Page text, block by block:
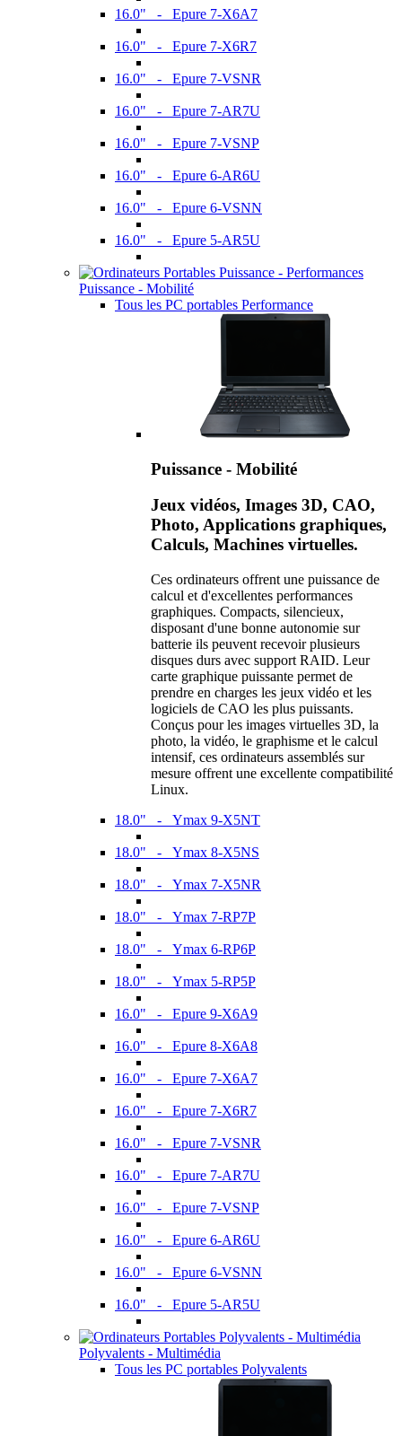
16.0" - Epure 7-X6A7
16.0" - Epure 7-X6R7
16.0" - Epure 7-VSNR
16.0" - Epure 7-AR7U
16.0" - Epure 7-VSNP
16.0" - Epure 6-AR6U
16.0" - Epure 6-VSNN
16.0" - Epure 5-AR5U
Puissance - Mobilité
Tous les PC portables Performance
Puissance - Mobilité
Jeux vidéos, Images 3D, CAO,
Photo, Applications graphiques,
Calculs, Machines virtuelles.
Ces ordinateurs offrent une puissance de
calcul et d'excellentes performances
graphiques. Compacts, silencieux,
disposant d'une bonne autonomie sur
batterie ils peuvent recevoir plusieurs
disques durs avec support RAID. Leur
carte graphique puissante permet de
prendre en charges les jeux vidéo et les
logiciels de CAO les plus puissants.
Conçus pour les images virtuelles 3D, la
photo, la vidéo, le graphisme et le calcul
intensif, ces ordinateurs assemblés sur
mesure offrent une excellente compatibilité
Linux.
18.0" - Ymax 9-X5NT
18.0" - Ymax 8-X5NS
18.0" - Ymax 7-X5NR
18.0" - Ymax 7-RP7P
18.0" - Ymax 6-RP6P
18.0" - Ymax 5-RP5P
16.0" - Epure 9-X6A9
16.0" - Epure 8-X6A8
16.0" - Epure 7-X6A7
16.0" - Epure 7-X6R7
16.0" - Epure 7-VSNR
16.0" - Epure 7-AR7U
16.0" - Epure 7-VSNP
16.0" - Epure 6-AR6U
16.0" - Epure 6-VSNN
16.0" - Epure 5-AR5U
Polyvalents - Multimédia
Tous les PC portables Polyvalents